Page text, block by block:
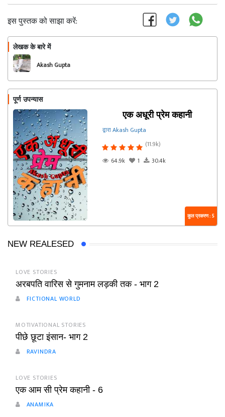
इस पुस्तक को साझा करें:
लेखक के बारे में
Akash Gupta
पूर्ण उपन्यास
एक अधूरी प्रेम कहानी
द्वारा Akash Gupta
(11.9k)
64.9k
1 30.4k
कुल प्रकरण : 5
NEW REALESED
LOVE STORIES
अरबपति वारिस से गुमनाम लड़की तक - भाग 2
FICTIONAL WORLD
MOTIVATIONAL STORIES
पीछे छूटा इंसान- भाग 2
RAVINDRA
LOVE STORIES
एक आम सी प्रेम कहानी - 6
ANAMIKA